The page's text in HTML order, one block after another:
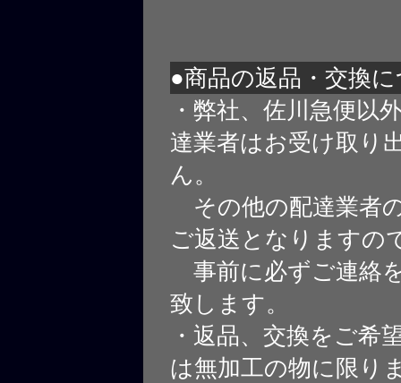
●商品の返品・交換
・弊社、佐川急便以
達業者はお受け取り
ん。
その他の配達業者
ご返送となりますの
事前に必ずご連絡
致します。
・返品、交換をご希
は無加工の物に限り